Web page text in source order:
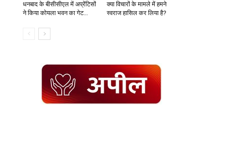
धनबाद के बीसीसीएल में अप्रेंटिसों
ने किया कोयला भवन का गेट...
क्या विचारों के मामले में हमने
स्वराज हासिल कर लिया है?